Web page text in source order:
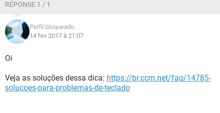
RÉPONSE 1 / 1
Perfil bloqueado
14 fev 2017 à 21:07
Oi
Veja as soluções dessa dica: https://br.ccm.net/faq/14785-
solucoes-para-problemas-de-teclado